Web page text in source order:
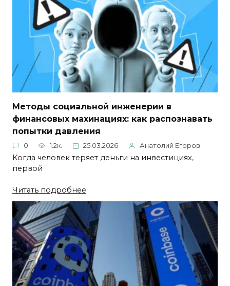
Методы социальной инженерии в
финансовых махинациях: как распознавать
попытки давления
0 1.2к. 25.03.2026 Анатолий Егоров
Когда человек теряет деньги на инвестициях,
первой
Читать подробнее